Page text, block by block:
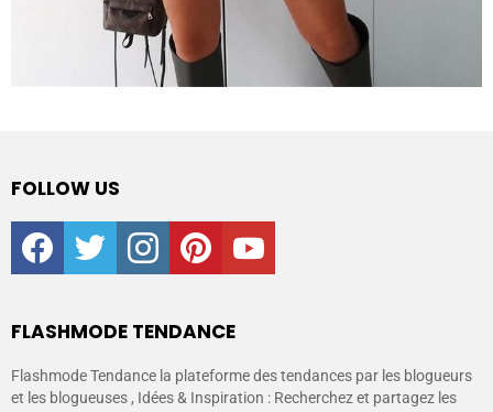
FOLLOW US
facebooktwitter instagrampinterestyoutube
FLASHMODE TENDANCE
Flashmode Tendance la plateforme des tendances par les blogueurs
et les blogueuses , Idées & Inspiration : Recherchez et partagez les